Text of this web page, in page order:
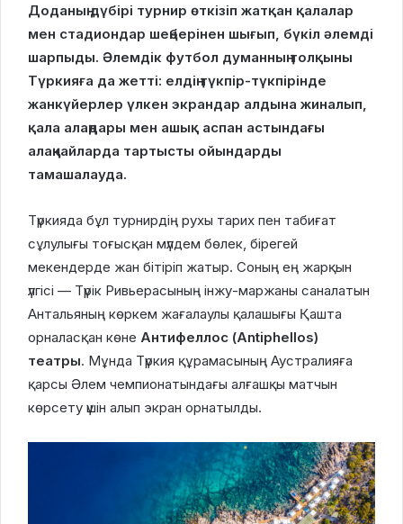
Доданың дүбірі турнир өткізіп жатқан қалалар
мен стадиондар шеңберінен шығып, бүкіл әлемді
шарпыды. Әлемдік футбол думанның толқыны
Түркияға да жетті: елдің түкпір-түкпірінде
жанкүйерлер үлкен экрандар алдына жиналып,
қала алаңдары мен ашық аспан астындағы
алаңқайларда тартысты ойындарды
тамашалауда.
Түркияда бұл турнирдің рухы тарих пен табиғат
сұлулығы тоғысқан мүлдем бөлек, бірегей
мекендерде жан бітіріп жатыр. Соның ең жарқын
үлгісі — Түрік Ривьерасының інжу-маржаны саналатын
Антальяның көркем жағалаулы қалашығы Қашта
орналасқан көне Антифеллос (Antiphellos)
театры. Мұнда Түркия құрамасының Аустралияға
қарсы Әлем чемпионатындағы алғашқы матчын
көрсету үшін алып экран орнатылды.